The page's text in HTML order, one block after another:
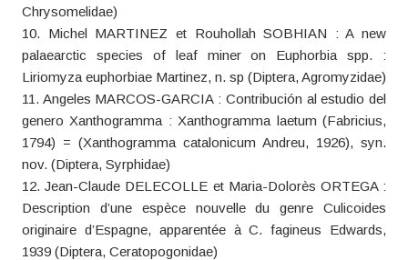
Chrysomelidae)
10. Michel MARTINEZ et Rouhollah SOBHIAN : A new
palaearctic species of leaf miner on Euphorbia spp. :
Liriomyza euphorbiae Martinez, n. sp (Diptera, Agromyzidae)
11. Angeles MARCOS-GARCIA : Contribución al estudio del
genero Xanthogramma : Xanthogramma laetum (Fabricius,
1794) = (Xanthogramma catalonicum Andreu, 1926), syn.
nov. (Diptera, Syrphidae)
12. Jean-Claude DELECOLLE et Maria-Dolorès ORTEGA :
Description d’une espèce nouvelle du genre Culicoides
originaire d’Espagne, apparentée à C. fagineus Edwards,
1939 (Diptera, Ceratopogonidae)